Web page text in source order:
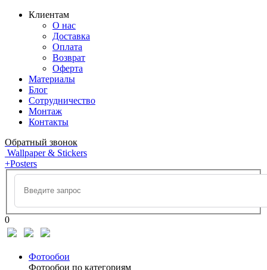
Клиентам
О нас
Доставка
Оплата
Возврат
Оферта
Материалы
Блог
Сотрудничество
Монтаж
Контакты
Обратный звонок
Wallpaper & Stickers
+Posters
0
Фотообои
Фотообои по категориям